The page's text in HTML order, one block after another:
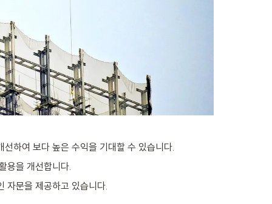
하여 보다 높은 수익을 기대할 수 있습니다.
용을 개선합니다.
자문을 제공하고 있습니다.